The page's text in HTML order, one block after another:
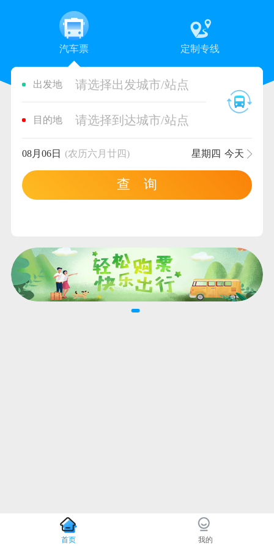
汽车票 定制专线
出发地 请选择出发城市/站点
目的地 请选择到达城市/站点
08月06日 (农历六月廿四) 星期四 今天
查 询
首页 我的